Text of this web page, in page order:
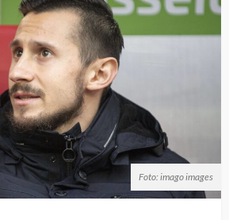
Foto: imago images